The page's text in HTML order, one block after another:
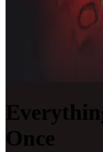
Once